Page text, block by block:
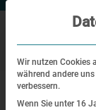
Startseite |
Wir nutzen Cookies
während andere
verbessern.
Wenn Sie unter 16